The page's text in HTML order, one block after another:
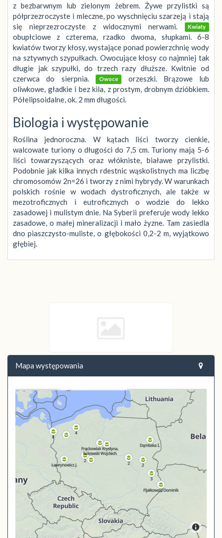
z bezbarwnym lub zielonym żebrem. Żywe przylistki są
półprzezroczyste i mleczne, po wyschnięciu szarzeją i stają
się nieprzezroczyste z widocznymi nerwami.
Kwiaty
obupłciowe z czterema, rzadko dwoma, słupkami. 6-8
kwiatów tworzy kłosy, wystające ponad powierzchnię wody
na sztywnych szypułkach. Owocujące kłosy co najmniej tak
długie jak szypułki, do trzech razy dłuższe. Kwitnie od
czerwca do sierpnia.
Owoce
orzeszki. Brązowe lub
oliwkowe, gładkie i bez kila, z prostym, drobnym dzióbkiem.
Półelipsoidalne, ok. 2 mm długości.
Biologia i występowanie
Roślina jednoroczna. W kątach liści tworzy cienkie,
walcowate turiony o długości do 7,5 cm. Turiony mają 5-6
liści towarzyszących oraz włókniste, białawe przylistki.
Podobnie jak kilka innych rdestnic wąskolistnych ma liczbę
chromosomów 2n=26 i tworzy z nimi hybrydy. W warunkach
polskich rośnie w wodach dystroficznych, ale także w
mezotroficznych i eutroficznych o wodzie do lekko
zasadowej i mulistym dnie. Na Syberii preferuje wody lekko
zasadowe, o małej mineralizacji i mało żyzne. Tam zasiedla
dno piaszczysto-muliste, o głębokości 0,2-2 m, wyjątkowo
głębiej.
Mapa występowania